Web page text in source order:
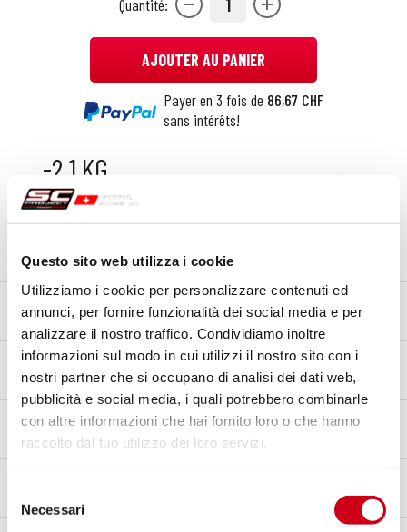
Questo sito web utilizza i cookie
Utilizziamo i cookie per personalizzare contenuti ed
annunci, per fornire funzionalità dei social media e per
analizzare il nostro traffico. Condividiamo inoltre
informazioni sul modo in cui utilizzi il nostro sito con i
nostri partner che si occupano di analisi dei dati web,
pubblicità e social media, i quali potrebbero combinarle
con altre informazioni che hai fornito loro o che hanno
raccolto dal tuo utilizzo dei loro servizi.
delNecessari
Quantité: 1
AJOUTER AU PANIER
Payer en 3 fois de 86,67 CHF
sans intérêts!
-2,1 KG
POIDS
Spécifications techniques
Poids
-2,1 Kg (Stock 2,6 Kg / SC 0,5 Kg)
Ligne
Raccord decat
Matériau du raccord
Acier inoxydable AISI 304